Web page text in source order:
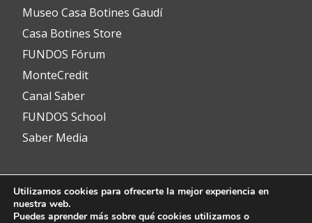
Museo Casa Botines Gaudí
Casa Botines Store
FUNDOS Fórum
MonteCredit
Canal Saber
FUNDOS School
Saber Media
Contacto
Utilizamos cookies para ofrecerte la mejor experiencia en
nuestra web.
Puedes aprender más sobre qué cookies utilizamos o